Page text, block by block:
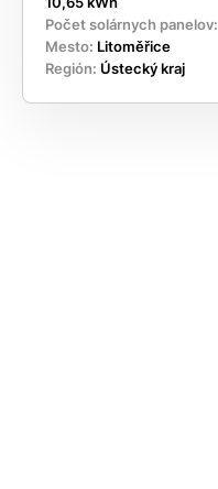
Počet solárnych panelov:
Mesto: Litoměřice
Región: Ústecký kraj